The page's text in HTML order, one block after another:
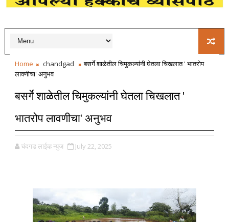
Home chandgad
बसर्गे शाळेतील चिमुकल्यांनी घेतला चिखलात ' भातरोप
लावणीचा' अनुभव
बसर्गे शाळेतील चिमुकल्यांनी घेतला चिखलात '
भातरोप लावणीचा' अनुभव
चंदगड लाईव्ह न्युज July 22, 2025